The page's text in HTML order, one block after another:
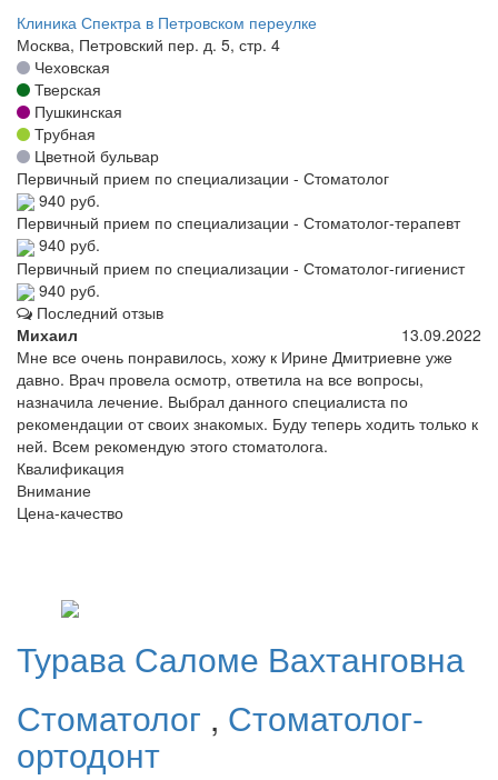
Клиника Спектра в Петровском переулке
Москва, Петровский пер. д. 5, стр. 4
Чеховская
Тверская
Пушкинская
Трубная
Цветной бульвар
Первичный прием по специализации - Стоматолог
940 руб.
Первичный прием по специализации - Стоматолог-терапевт
940 руб.
Первичный прием по специализации - Стоматолог-гигиенист
940 руб.
Последний отзыв
Михаил
13.09.2022
Мне все очень понравилось, хожу к Ирине Дмитриевне уже
давно. Врач провела осмотр, ответила на все вопросы,
назначила лечение. Выбрал данного специалиста по
рекомендации от своих знакомых. Буду теперь ходить только к
ней. Всем рекомендую этого стоматолога.
Квалификация
Внимание
Цена-качество
Турава Саломе Вахтанговна
Стоматолог , Стоматолог-
ортодонт